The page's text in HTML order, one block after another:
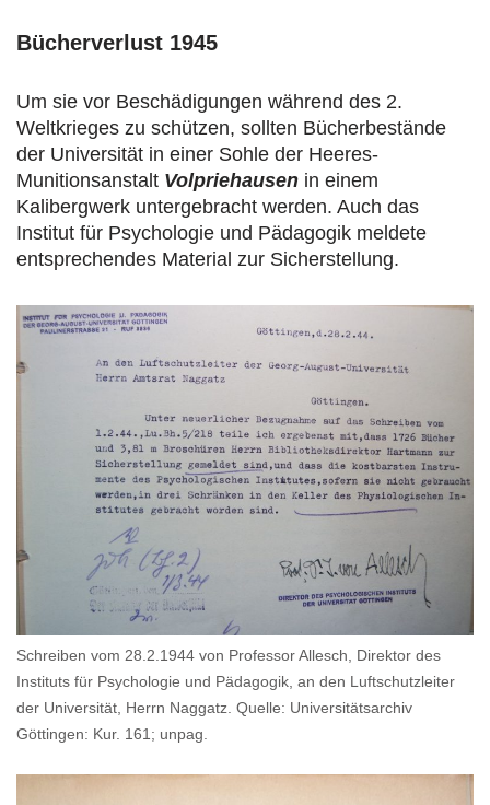
Bücherverlust 1945
Um sie vor Beschädigungen während des 2.
Weltkrieges zu schützen, sollten Bücherbestände
der Universität in einer Sohle der Heeres-
Munitionsanstalt Volpriehausen in einem
Kalibergwerk untergebracht werden. Auch das
Institut für Psychologie und Pädagogik meldete
entsprechendes Material zur Sicherstellung.
Schreiben vom 28.2.1944 von Professor Allesch, Direktor des
Instituts für Psychologie und Pädagogik, an den Luftschutzleiter
der Universität, Herrn Naggatz. Quelle: Universitätsarchiv
Göttingen: Kur. 161; unpag.